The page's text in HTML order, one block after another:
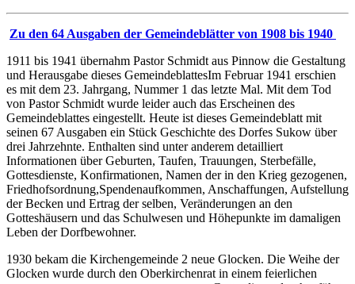
Zu den 64 Ausgaben der Gemeindeblätter von 1908 bis 1940
1911 bis 1941 übernahm Pastor Schmidt aus Pinnow die Gestaltung
und Herausgabe dieses GemeindeblattesIm Februar 1941 erschien
es mit dem 23. Jahrgang, Nummer 1 das letzte Mal. Mit dem Tod
von Pastor Schmidt wurde leider auch das Erscheinen des
Gemeindeblattes eingestellt. Heute ist dieses Gemeindeblatt mit
seinen 67 Ausgaben ein Stück Geschichte des Dorfes Sukow über
drei Jahrzehnte. Enthalten sind unter anderem detailliert
Informationen über Geburten, Taufen, Trauungen, Sterbefälle,
Gottesdienste, Konfirmationen, Namen der in den Krieg gezogenen,
Friedhofsordnung,Spendenaufkommen, Anschaffungen, Aufstellung
der Becken und Ertrag der selben, Veränderungen an den
Gotteshäusern und das Schulwesen und Höhepunkte im damaligen
Leben der Dorfbewohner.
1930 bekam die Kirchengemeinde 2 neue Glocken. Die Weihe der
Glocken wurde durch den Oberkirchenrat in einem feierlichen